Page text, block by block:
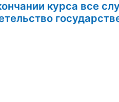
курса все
свидетельство